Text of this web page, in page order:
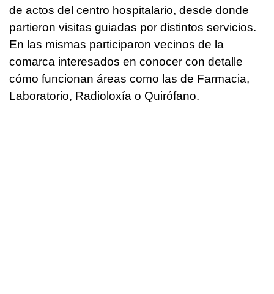
de actos del centro hospitalario, desde donde
partieron visitas guiadas por distintos servicios.
En las mismas participaron vecinos de la
comarca interesados en conocer con detalle
cómo funcionan áreas como las de Farmacia,
Laboratorio, Radioloxía o Quirófano.